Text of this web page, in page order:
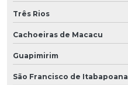
Três Rios
Cachoeiras de Macacu
Guapimirim
São Francisco de Itabapoana